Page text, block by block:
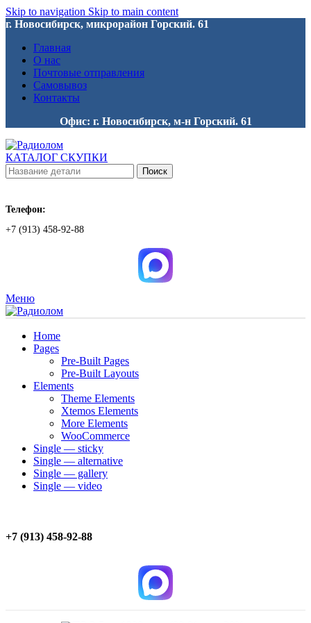
Skip to navigation Skip to main content
г. Новосибирск, микрорайон Горский. 61
Главная
О нас
Почтовые отправления
Самовывоз
Контакты
Офис: г. Новосибирск, м-н Горский. 61
КАТАЛОГ СКУПКИ
Поиск
Телефон:
+7 (913) 458-92-88
Меню
Home
Pages
Pre-Built Pages
Pre-Built Layouts
Elements
Theme Elements
Xtemos Elements
More Elements
WooCommerce
Single — sticky
Single — alternative
Single — gallery
Single — video
+7 (913) 458-92-88